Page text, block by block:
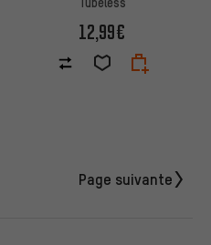
1 avis
12,99€
Page suivante